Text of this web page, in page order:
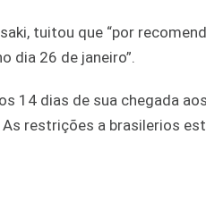
tuitou que “por
dia 26 de janeiro”.
dias de sua chegada aos
As restrições a brasilerios